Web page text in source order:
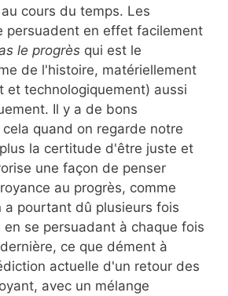
cours du temps. Les
persuadent en effet facilement
le progrès qui est le
de l'histoire, matériellement
et technologiquement) aussi
Il y a de bons
quand on regarde notre
la certitude d'être juste et
une façon de penser
au progrès, comme
a pourtant dû plusieurs fois
en se persuadant à chaque fois
ce que dément à
actuelle d'un retour des
avec un mélange